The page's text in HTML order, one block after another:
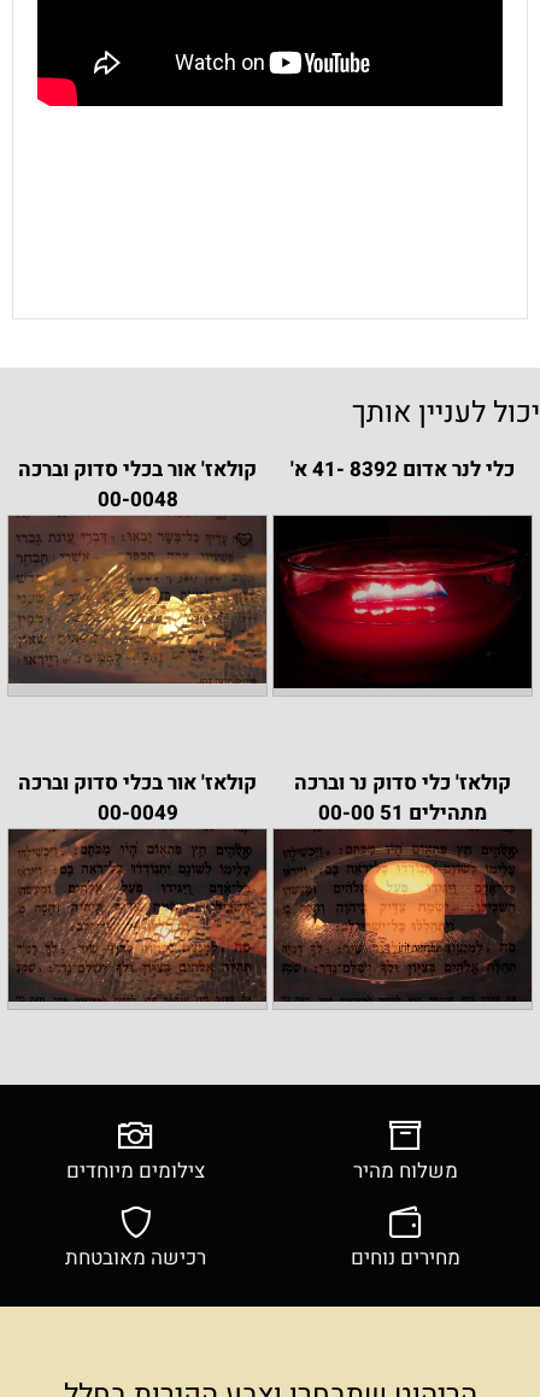
יכול לעניין אותך
כלי לנר אדום 8392 -41 א'
קולאז' אור בכלי סדוק וברכה
00-0048
קולאז' כלי סדוק נר וברכה
מתהילים 51 00-00
קולאז' אור בכלי סדוק וברכה
00-0049
משלוח מהיר צילומים מיוחדים
מחירים נוחים רכישה מאובטחת